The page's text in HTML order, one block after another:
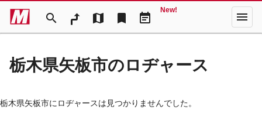
search map bookmark event_note
New! menu
栃木県矢板市のロヂャース
栃木県矢板市にロヂャースは見つかりませんでした。